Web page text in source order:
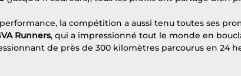
la compétition a aussi tenu toutes ses
Runners, qui a impressionné tout le monde en
de près de 300 kilomètres parcourus en 24